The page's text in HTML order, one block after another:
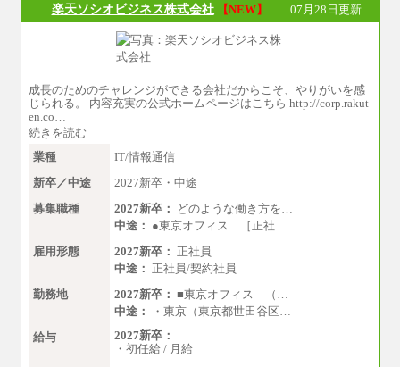
楽天ソシオビジネス株式会社 【NEW】 07月28日更新
成長のためのチャレンジができる会社だからこそ、やりがいを感
じられる。 内容充実の公式ホームページはこちら http://corp.rakut
en.co…
続きを読む
業種
IT/情報通信
新卒／中途
2027新卒・中途
募集職種
2027新卒：
どのような働き方を…
中途： ●東京オフィス ［正社…
雇用形態
2027新卒： 正社員
中途： 正社員/契約社員
勤務地
2027新卒： ■東京オフィス （…
中途：
・東京（東京都世田谷区…
給与
2027新卒：
・初任給 / 月給